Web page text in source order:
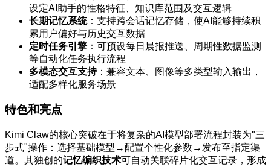
设定AI助手的性格特征、知识库范围及交互逻辑
长期记忆系统：支持跨会话记忆存储，使AI能够持续积
累用户偏好与历史交互数据
定时任务引擎 ：可预设每日晨报推送、周期性数据监测
等自动化任务执行流程
多模态交互支持：兼容文本、图像等多类型输入输出，
适配多样化服务场景
特色和亮点
Kimi Claw的核心突破在于将复杂的AI模型部署流程封装为"三
步式"操作：选择基础模型→配置个性化参数→发布至指定渠
道。其独创的记忆编织技术可自动关联碎片化交互记录，形成